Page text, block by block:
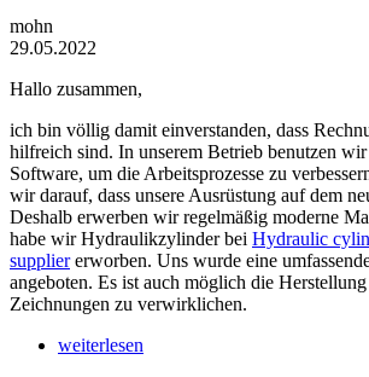
mohn
29.05.2022
Hallo zusammen,
ich bin völlig damit einverstanden, dass
hilfreich sind. In unserem Betrieb benutzen wir
Software, um die Arbeitsprozesse zu
wir darauf, dass unsere Ausrüstung auf dem
Deshalb erwerben wir regelmäßig moderne
habe wir Hydraulikzylinder bei Hydraulic
suppliererworben. Uns wurde eine
angeboten. Es ist auch möglich die
Zeichnungen zu verwirklichen.
weiterlesen